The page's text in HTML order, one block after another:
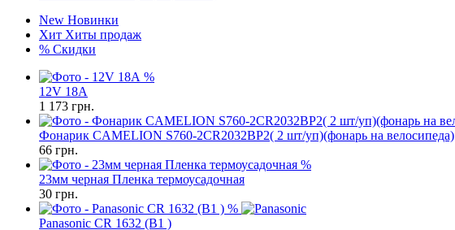
New Новинки
Хит Хиты продаж
% Скидки
%
12V 18A
1 173 грн.
Фонарик CAMELION S760-2CR2032BP2( 2 шт/уп)(фонарь на велосипеда)
66 грн.
%
23мм черная Пленка термоусадочная
30 грн.
%
Panasonic CR 1632 (B1 )